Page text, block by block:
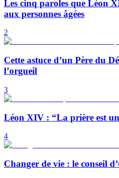
Les cinq paroles que Léon
aux personnes âgées
2
Cette astuce d’un Père du
l’orgueil
3
Léon XIV : “La prière est un
4
Changer de vie : le conseil